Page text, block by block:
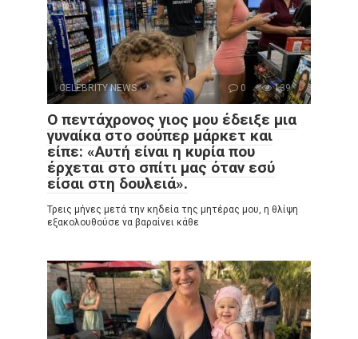
CELEBRITY NEWS 0 139
Ο πεντάχρονος γιος μου έδειξε μια
γυναίκα στο σούπερ μάρκετ και
είπε: «Αυτή είναι η κυρία που
έρχεται στο σπίτι μας όταν εσύ
είσαι στη δουλειά».
Τρεις μήνες μετά την κηδεία της μητέρας μου, η θλίψη
εξακολουθούσε να βαραίνει κάθε